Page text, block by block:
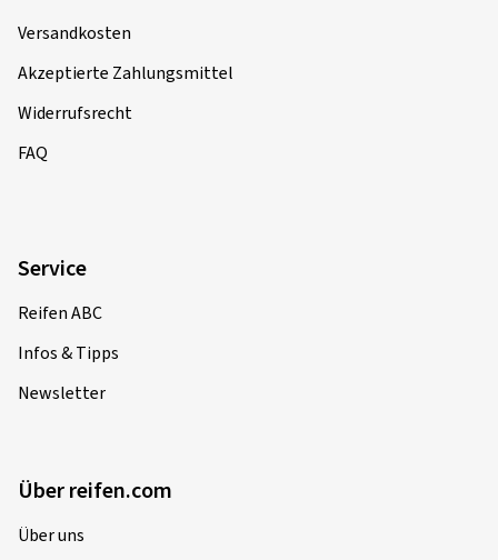
Versandkosten
Akzeptierte Zahlungsmittel
Widerrufsrecht
FAQ
Service
Reifen ABC
Infos & Tipps
Newsletter
Über reifen.com
Über uns